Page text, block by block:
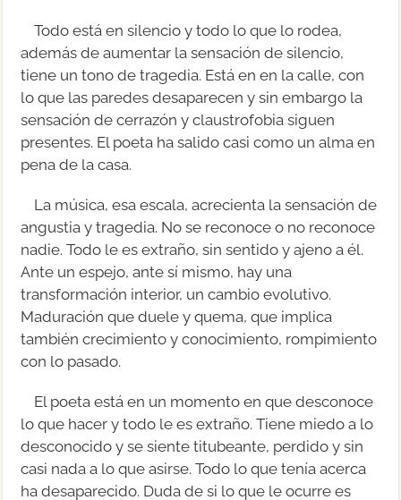
Todo está en silencio y todo lo que lo rodea,
además de aumentar la sensación de silencio,
tiene un tono de tragedia. Está en en la calle, con
lo que las paredes desaparecen y sin embargo la
sensación de cerrazón y claustrofobia siguen
presentes. El poeta ha salido casi como un alma en
pena de la casa.
La música, esa escala, acrecienta la sensación de
angustia y tragedia. No se reconoce o no reconoce
nadie. Todo le es extraño, sin sentido y ajeno a él.
Ante un espejo, ante sí mismo, hay una
transformación interior, un cambio evolutivo.
Maduración que duele y quema, que implica
también crecimiento y conocimiento, rompimiento
con lo pasado.
El poeta está en un momento en que desconoce
lo que hacer y todo le es extraño. Tiene miedo a lo
desconocido y se siente titubeante, perdido y sin
casi nada a lo que asirse. Todo lo que tenía acerca
ha desaparecido. Duda de si lo que le ocurre es